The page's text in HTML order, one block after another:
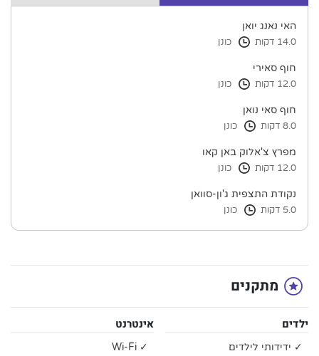
האי נאנג יואן
14.0 דקות כונן
חוף סאירי
12.0 דקות כונן
חוף סאי נואן
8.0 דקות כונן
מפרץ צ'אלוק באן קאו
12.0 דקות כונן
נקודת התצפית ג'ון-סוואן
5.0 דקות כונן
מתקנים
ילדים
✓ ידידותי לילדים
אינטרנט
✓ Wi-Fi